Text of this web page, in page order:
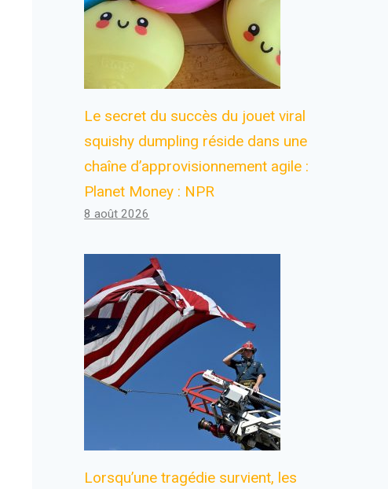
Le secret du succès du jouet viral
squishy dumpling réside dans une
chaîne d’approvisionnement agile :
Planet Money : NPR
8 août 2026
Lorsqu’une tragédie survient, les